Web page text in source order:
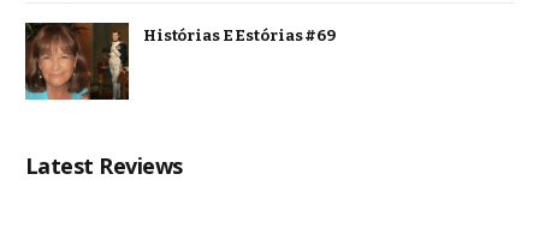
Histórias E Estórias #69
Latest Reviews